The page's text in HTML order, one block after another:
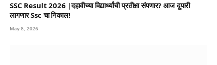
SSC Result 2026 |दहावीच्या विद्यार्थ्यांची प्रतीक्षा संपणार? आज दुपारी
लागणार Ssc चा निकाल!
May 8, 2026